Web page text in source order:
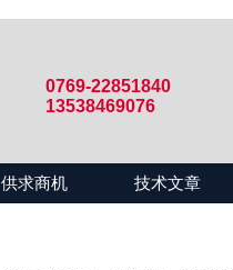
0769-22851840
13538469076
供求商机 技术文章